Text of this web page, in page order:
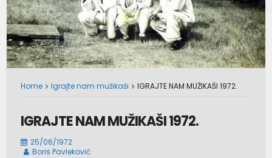
Home Igrajte nam mužikaši IGRAJTE NAM MUŽIKAŠI 1972.
IGRAJTE NAM MUŽIKAŠI 1972.
25/06/1972
Boris Pavleković